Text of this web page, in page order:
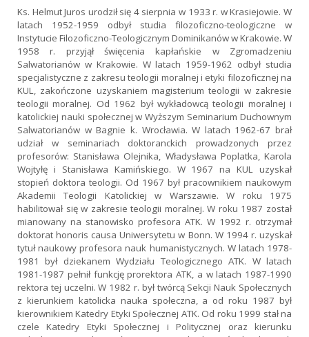
Ks. Helmut Juros urodził się 4 sierpnia w 1933 r. w Krasiejowie. W
latach 1952-1959 odbył studia filozoficzno-teologiczne w
Instytucie Filozoficzno-Teologicznym Dominikanów w Krakowie. W
1958 r. przyjął święcenia kapłańskie w Zgromadzeniu
Salwatorianów w Krakowie. W latach 1959-1962 odbył studia
specjalistyczne z zakresu teologii moralnej i etyki filozoficznej na
KUL, zakończone uzyskaniem magisterium teologii w zakresie
teologii moralnej. Od 1962 był wykładowcą teologii moralnej i
katolickiej nauki społecznej w Wyższym Seminarium Duchownym
Salwatorianów w Bagnie k. Wrocławia. W latach 1962-67 brał
udział w seminariach doktoranckich prowadzonych przez
profesorów: Stanisława Olejnika, Władysława Poplatka, Karola
Wojtyłę i Stanisława Kamińskiego. W 1967 na KUL uzyskał
stopień doktora teologii. Od 1967 był pracownikiem naukowym
Akademii Teologii Katolickiej w Warszawie. W roku 1975
habilitował się w zakresie teologii moralnej. W roku 1987 został
mianowany na stanowisko profesora ATK. W 1992 r. otrzymał
doktorat honoris causa Uniwersytetu w Bonn. W 1994 r. uzyskał
tytuł naukowy profesora nauk humanistycznych. W latach 1978-
1981 był dziekanem Wydziału Teologicznego ATK. W latach
1981-1987 pełnił funkcję prorektora ATK, a w latach 1987-1990
rektora tej uczelni. W 1982 r. był twórcą Sekcji Nauk Społecznych
z kierunkiem katolicka nauka społeczna, a od roku 1987 był
kierownikiem Katedry Etyki Społecznej ATK. Od roku 1999 stał na
czele Katedry Etyki Społecznej i Politycznej oraz kierunku